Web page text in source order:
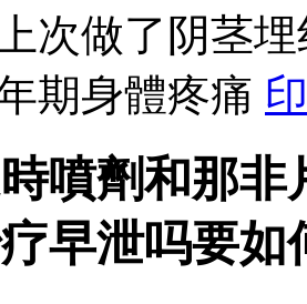
次做了阴茎
期身體疼痛
噴劑和那
早泄吗要